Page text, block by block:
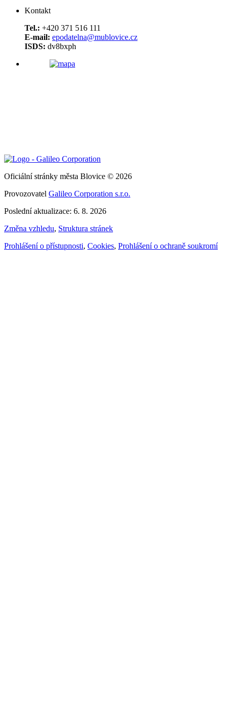
Kontakt
Tel.: +420 371 516 111
E-mail: epodatelna@mublovice.cz
ISDS: dv8bxph
Oficiální stránky města Blovice © 2026
Provozovatel Galileo Corporation s.r.o.
Poslední aktualizace: 6. 8. 2026
Změna vzhledu, Struktura stránek
Prohlášení o přístupnosti, Cookies, Prohlášení o ochraně soukromí